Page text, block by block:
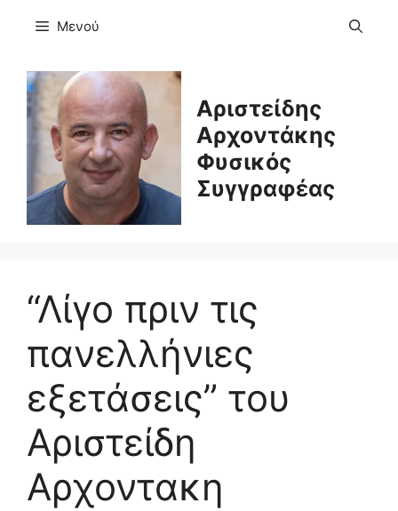
Μενού
Αριστείδης
Αρχοντάκης
Φυσικός
Συγγραφέας
“Λίγο πριν τις
πανελλήνιες
εξετάσεις” του
Αριστείδη
Αρχοντακη